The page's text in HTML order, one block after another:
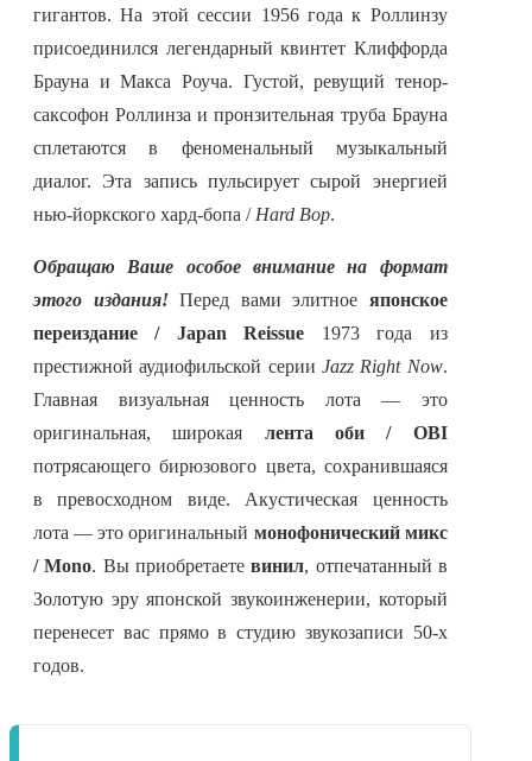
гигантов. На этой сессии 1956 года к Роллинзу
присоединился легендарный квинтет Клиффорда
Брауна и Макса Роуча. Густой, ревущий тенор-
саксофон Роллинза и пронзительная труба Брауна
сплетаются в феноменальный музыкальный
диалог. Эта запись пульсирует сырой энергией
нью-йоркского хард-бопа / Hard Bop.
Обращаю Ваше особое внимание на формат
этого издания!Перед вами элитное японское
переиздание / Japan Reissue 1973 года из
престижной аудиофильской серииJazz Right Now.
Главная визуальная ценность лота — это
оригинальная, широкая лента оби / OBI
потрясающего бирюзового цвета, сохранившаяся
в превосходном виде. Акустическая ценность
лота — это оригинальный монофонический микс
/ Mono. Вы приобретаетевинил, отпечатанный в
Золотую эру японской звукоинженерии, который
перенесет вас прямо в студию звукозаписи 50-х
годов.